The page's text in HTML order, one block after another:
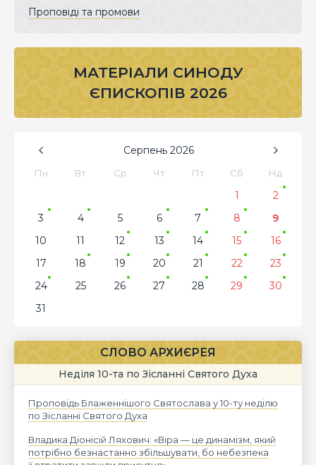
Проповіді та промови
МАТЕРІАЛИ СИНОДУ
ЄПИСКОПІВ 2026
Серпень 2026
Пн Вт Ср Чт Пт Сб Нд
1
2
3
4 5 6 7 8
9
10
11 12 13 14 15
16
17
18 19 20 21 22
23
24
25 26 27 28 29
30
31
СЛОВО АРХИЄРЕЯ
Неділя 10-та по Зісланні Святого Духа
Проповідь Блаженнішого Святослава у 10-ту неділю
по Зісланні Святого Духа
Владика Діонісій Ляхович: «Віра — це динамізм, який
потрібно безнастанно збільшувати, бо небезпека